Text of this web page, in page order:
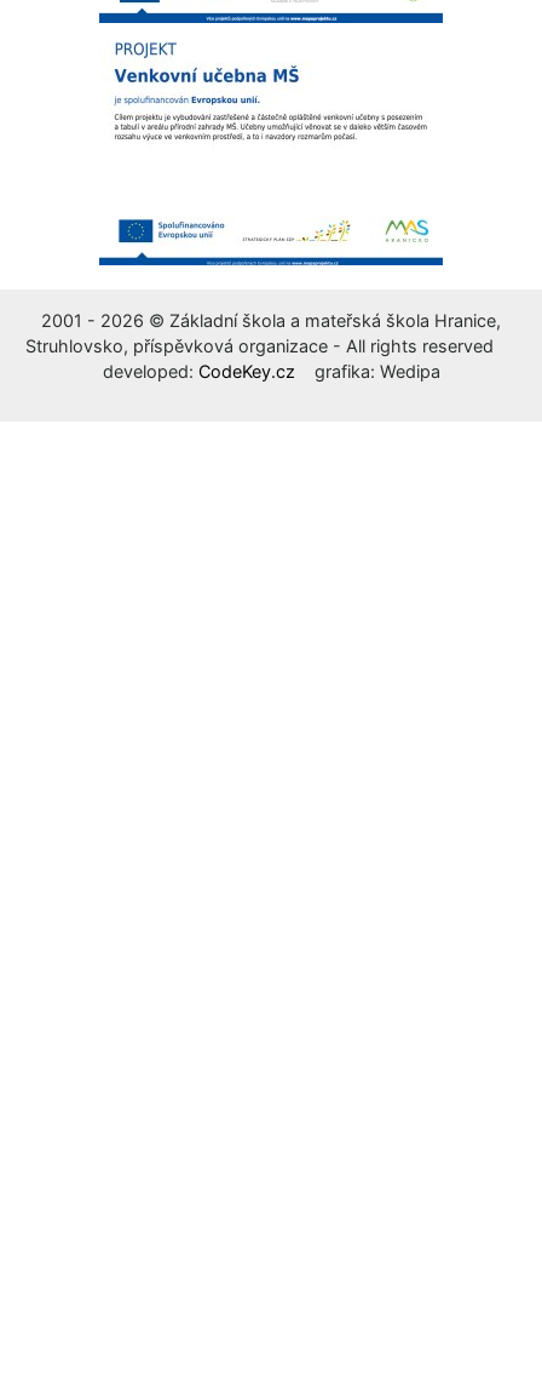
2001 - 2026 © Základní škola a mateřská škola Hranice,
Struhlovsko, příspěvková organizace - All rights reserved
developed: CodeKey.cz grafika: Wedipa